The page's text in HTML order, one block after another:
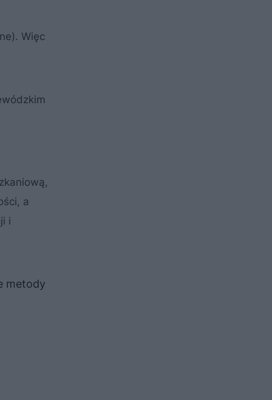
Więc
a
i
metody